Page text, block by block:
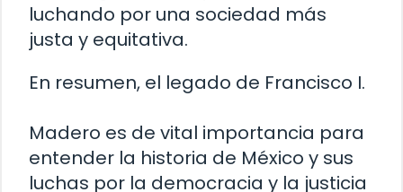
luchando por una sociedad más
justa y equitativa.
En resumen, el legado de Francisco I.
Madero es de vital importancia para
entender la historia de México y sus
luchas por la democracia y la justicia